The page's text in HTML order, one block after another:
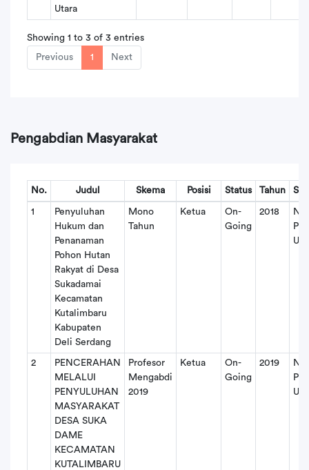
Utara
Showing 1 to 3 of 3 entries
Previous
1 Next
Pengabdian Masyarakat
No. Judul Skema Posisi Status Tahun
1
Penyuluhan
Hukum dan
Penanaman
Pohon Hutan
Rakyat di Desa
Sukadamai
Kecamatan
Kutalimbaru
Kabupaten
Deli Serdang
Mono
Tahun
Ketua
On-
Going
2018
2
PENCERAHAN
MELALUI
PENYULUHAN
MASYARAKAT
DESA SUKA
DAME
KECAMATAN
KUTALIMBARU
Profesor
Mengabdi
2019
Ketua
On-
Going
2019